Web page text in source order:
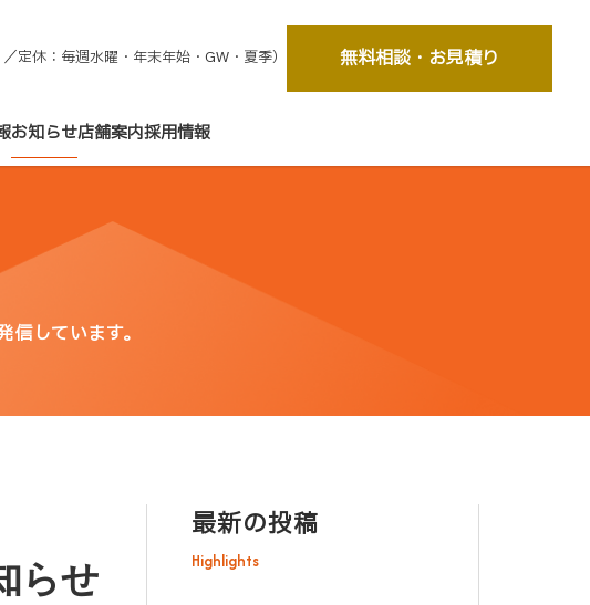
定休：毎週水曜・年末年始・GW・夏季） 無料相談・お見積り
お知らせ店舗案内採用情報
しています。
らせ
最新の投稿
Highlights